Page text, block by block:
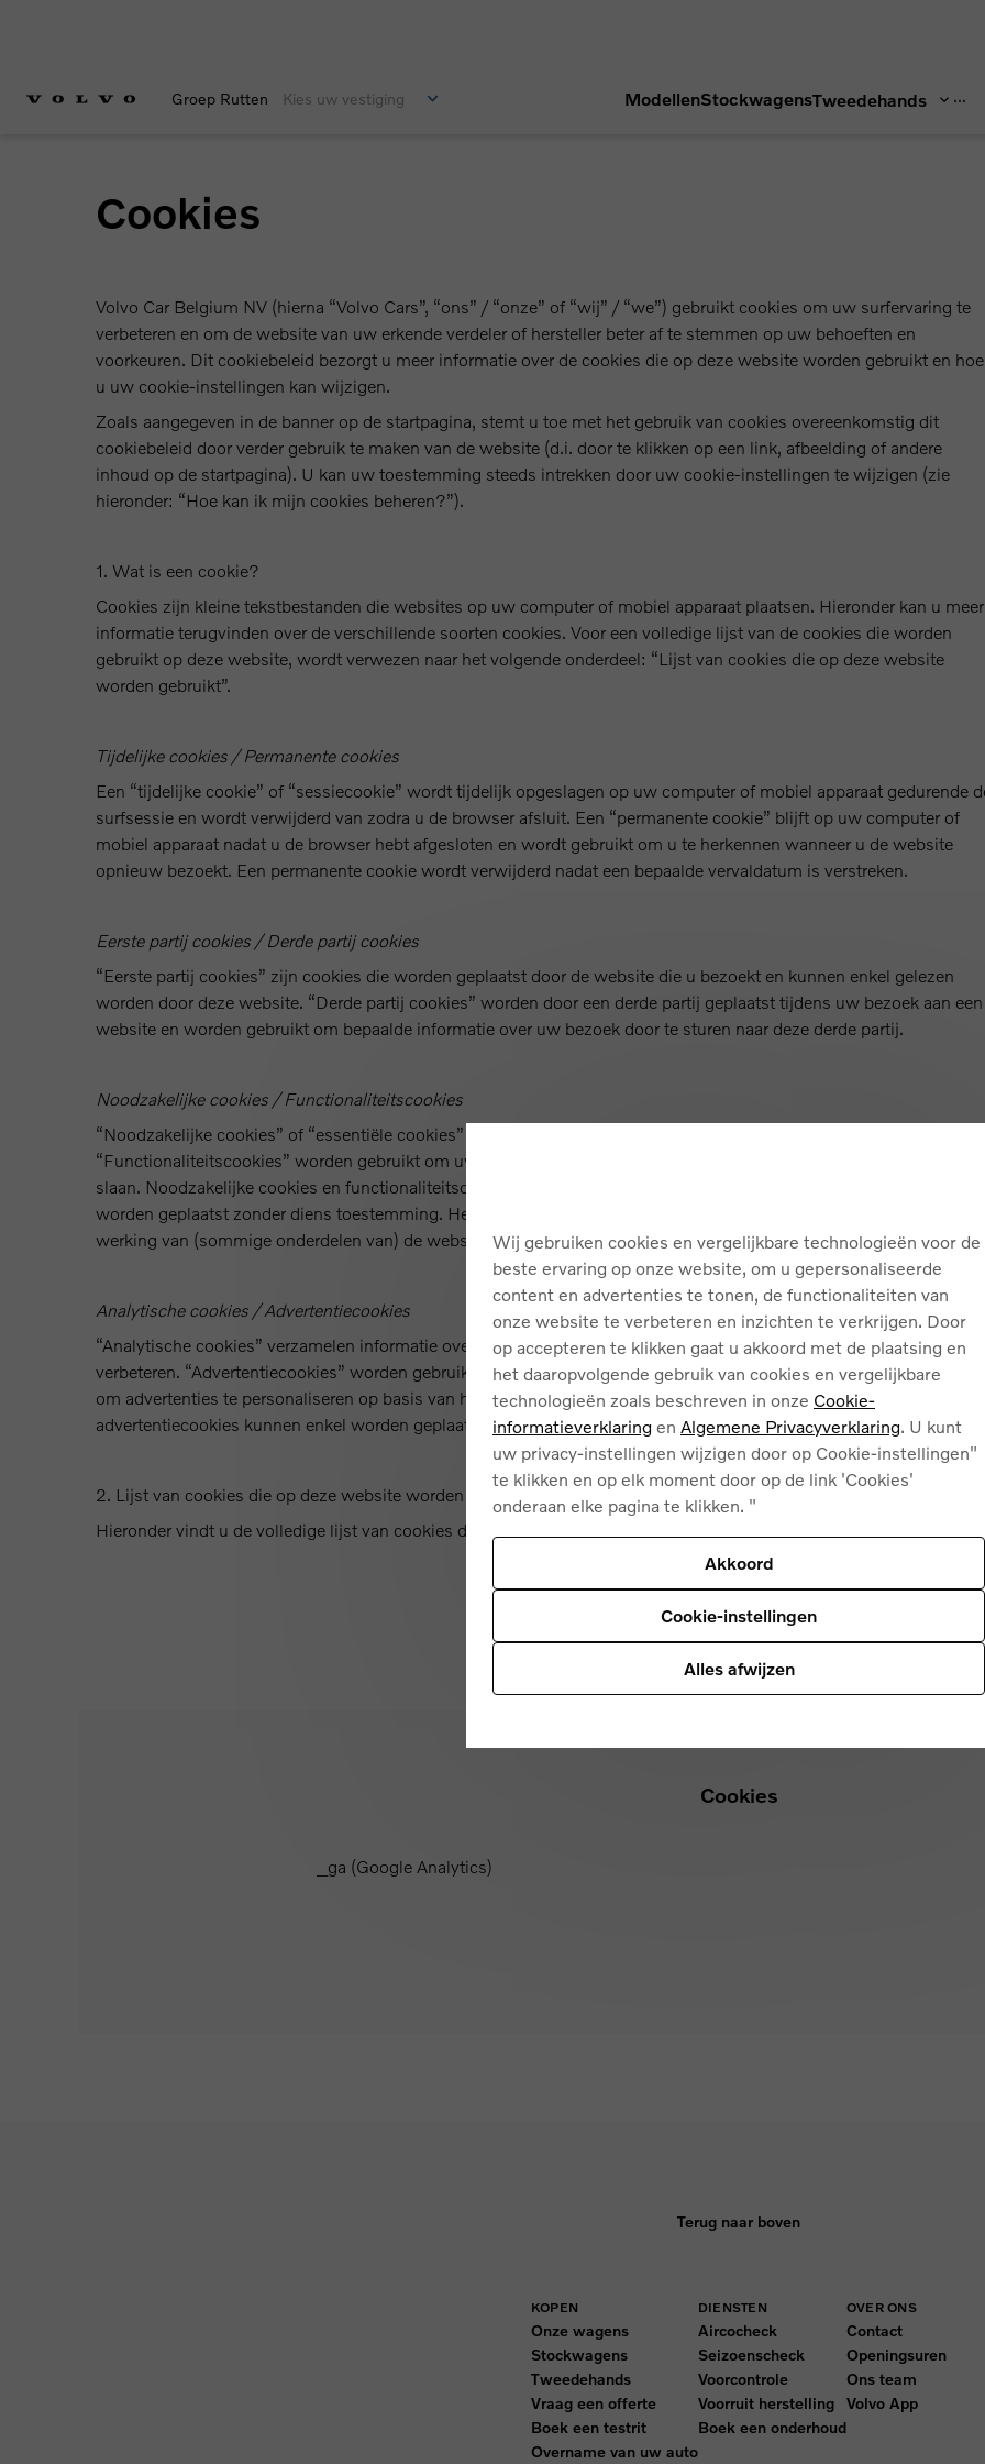
Groep Rutten Kies uw vestiging ModellenStockwagensTweedehands
Cookies
Volvo Car Belgium NV (hierna “Volvo Cars”, “ons” / “onze” of “wij” / “we”) gebruikt cookies om uw surfervaring te
verbeteren en om de website van uw erkende verdeler of hersteller beter af te stemmen op uw behoeften en
voorkeuren. Dit cookiebeleid bezorgt u meer informatie over de cookies die op deze website worden gebruikt en hoe
u uw cookie-instellingen kan wijzigen.
Zoals aangegeven in de banner op de startpagina, stemt u toe met het gebruik van cookies overeenkomstig dit
cookiebeleid door verder gebruik te maken van de website (d.i. door te klikken op een link, afbeelding of andere
inhoud op de startpagina). U kan uw toestemming steeds intrekken door uw cookie-instellingen te wijzigen (zie
hieronder: “Hoe kan ik mijn cookies beheren?”).
1. Wat is een cookie?
Cookies zijn kleine tekstbestanden die websites op uw computer of mobiel apparaat plaatsen. Hieronder kan u meer
informatie terugvinden over de verschillende soorten cookies. Voor een volledige lijst van de cookies die worden
gebruikt op deze website, wordt verwezen naar het volgende onderdeel: “Lijst van cookies die op deze website
worden gebruikt”.
Tijdelijke cookies / Permanente cookies
Een “tijdelijke cookie” of “sessiecookie” wordt tijdelijk opgeslagen op uw computer of mobiel apparaat gedurende
surfsessie en wordt verwijderd van zodra u de browser afsluit. Een “permanente cookie” blijft op uw computer of
mobiel apparaat nadat u de browser hebt afgesloten en wordt gebruikt om u te herkennen wanneer u de website
opnieuw bezoekt. Een permanente cookie wordt verwijderd nadat een bepaalde vervaldatum is verstreken.
Eerste partij cookies / Derde partij cookies
“Eerste partij cookies” zijn cookies die worden geplaatst door de website die u bezoekt en kunnen enkel gelezen
worden door deze website. “Derde partij cookies” worden door een derde partij geplaatst tijdens uw bezoek aan een
website en worden gebruikt om bepaalde informatie over uw bezoek door te sturen naar deze derde partij.
Noodzakelijke cookies / Functionaliteitscookies
“Noodzakelijke cookies” of “essentiële cookies” zijn nodig om de website correct te doen werken.
“Functionaliteitscookies” worden gebruikt om uw surfervaring te verbeteren, bijvoorbeeld door uw voorkeuren op te
slaan. Noodzakelijke cookies en functionaliteitscookies kunnen op de computer of mobiel apparaat van de gebruiker
worden geplaatst zonder diens toestemming. Het blokkeren van deze cookies zal een impact hebben op de correcte
werking van (sommige onderdelen van) de website.
Analytische cookies / Advertentiecookies
“Analytische cookies” verzamelen informatie over hoe de website wordt gebruikt om de prestaties ervan te
verbeteren. “Advertentiecookies” worden gebruikt om informatie te verzamelen over het surfgedrag van de
om advertenties te personaliseren op basis van hun persoonlijke interesses. Analytische cookies en
advertentiecookies kunnen enkel worden geplaatst met toestemming van de gebruiker.
2. Lijst van cookies die op deze website worden gebruikt
Hieronder vindt u de volledige lijst van cookies die gebruikt worden op deze website:
Cookies
_ga (Google Analytics)
Terug naar boven
KOPEN
Onze wagens
Stockwagens
Tweedehands
Vraag een offerte
Boek een testrit
Overname van uw auto
DIENSTEN
Aircocheck
Seizoenscheck
Voorcontrole
Voorruit herstelling
Boek een onderhoud
OVER ONS
Contact
Openingsuren
Ons team
Volvo App
Wij gebruiken cookies en vergelijkbare technologieën voor de
beste ervaring op onze website, om u gepersonaliseerde
content en advertenties te tonen, de functionaliteiten van
onze website te verbeteren en inzichten te verkrijgen. Door
op accepteren te klikken gaat u akkoord met de plaatsing en
het daaropvolgende gebruik van cookies en vergelijkbare
technologieën zoals beschreven in onze Cookie-
informatieverklaring en Algemene Privacyverklaring. U kunt
uw privacy-instellingen wijzigen door op Cookie-instellingen"
te klikken en op elk moment door op de link 'Cookies'
onderaan elke pagina te klikken. "
Akkoord
Cookie-instellingen
Alles afwijzen